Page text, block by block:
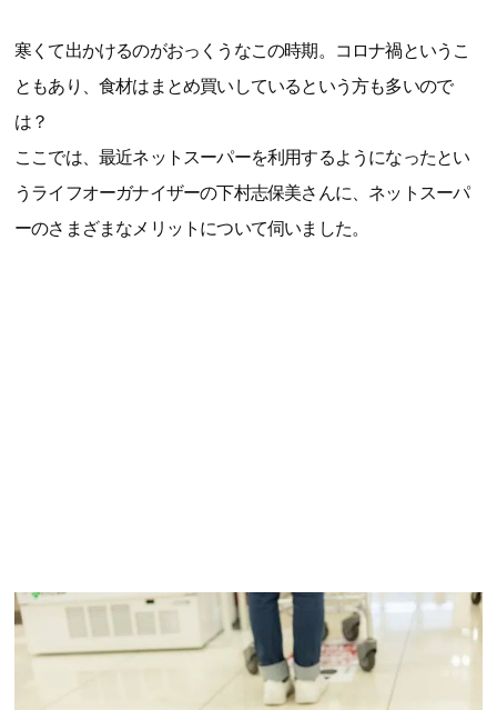
寒くて出かけるのがおっくうなこの時期。コロナ禍というこ
ともあり、食材はまとめ買いしているという方も多いので
は？
ここでは、最近ネットスーパーを利用するようになったとい
うライフオーガナイザーの下村志保美さんに、ネットスーパ
ーのさまざまなメリットについて伺いました。